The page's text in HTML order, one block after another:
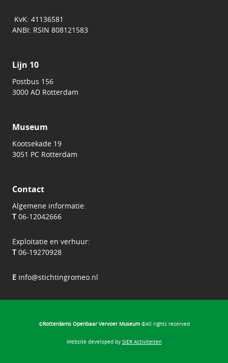
KvK: 41136581
ANBI: RSIN 808121583
Lijn 10
Postbus 156
3000 AD Rotterdam
Museum
Kootsekade 19
3051 PC Rotterdam
Contact
Algemene informatie:
T06-12042666
Exploitatie en verhuur:
T06-19270928
E info@stichtingromeo.nl
©Rotterdams Openbaar Vervoer Museum©All rights reserved
Website developed by SIER Activiteiten